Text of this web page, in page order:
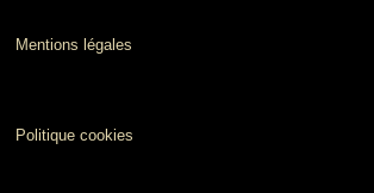
Mentions légales
Politique cookies